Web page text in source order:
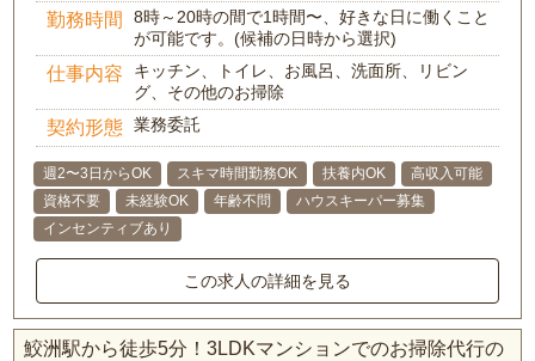
勤務時間
8時～20時の間で1時間〜、好きな日に働くこと
が可能です。(候補の日時から選択)
仕事内容
キッチン、トイレ、お風呂、洗面所、リビン
グ、その他のお掃除
契約形態 業務委託
週2〜3日からOK スキマ時間勤務OK 扶養内OK
高収入可能
資格不要
未経験OK 年齢不問
ハウスキーパー募集
インセンティブあり
この求人の詳細を見る
鮫洲駅から徒歩5分！3LDKマンションでのお掃除代行の